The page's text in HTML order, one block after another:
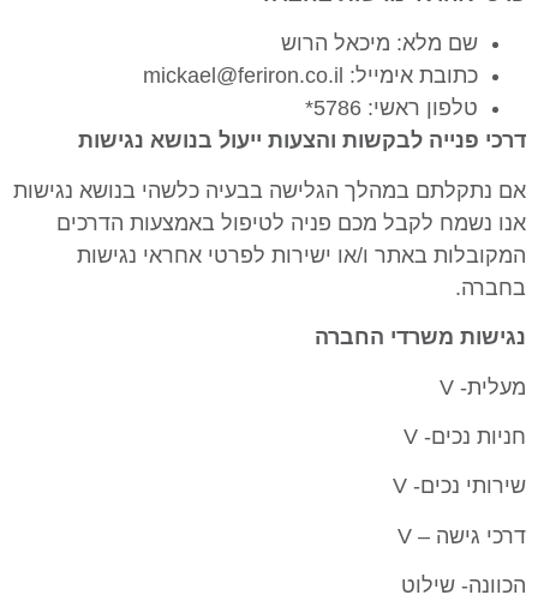
שם מלא: מיכאל הרוש
כתובת אימייל: mickael@feriron.co.il
טלפון ראשי: 5786*
דרכי פנייה לבקשות והצעות ייעול בנושא נגישות
אם נתקלתם במהלך הגלישה בבעיה כלשהי בנושא נגישות
אנו נשמח לקבל מכם פניה לטיפול באמצעות הדרכים
המקובלות באתר ו/או ישירות לפרטי אחראי נגישות
בחברה.
נגישות משרדי החברה
מעלית- V
חניות נכים- V
שירותי נכים- V
דרכי גישה – V
הכוונה- שילוט